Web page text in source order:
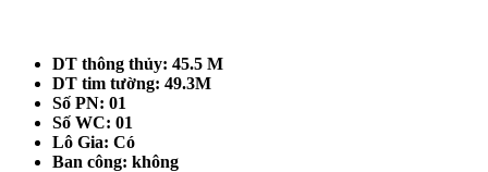
DT thông thủy: 45.5 M
DT tim tường: 49.3M
Số PN: 01
Số WC: 01
Lô Gia: Có
Ban công: không